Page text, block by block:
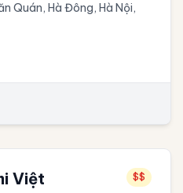
Quán, Hà Đông, Hà Nội,
Việt $$